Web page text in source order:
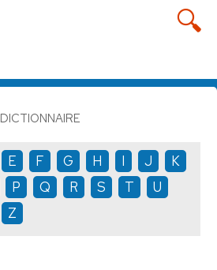
DICTIONNAIRE
E F G H I J
K
P Q R S T
U
Z